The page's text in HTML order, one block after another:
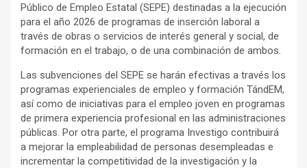
Público de Empleo Estatal (SEPE) destinadas a la ejecución
para el año 2026 de programas de inserción laboral a
través de obras o servicios de interés general y social, de
formación en el trabajo, o de una combinación de ambos.
Las subvenciones del SEPE se harán efectivas a través los
programas experienciales de empleo y formación TándEM,
así como de iniciativas para el empleo joven en programas
de primera experiencia profesional en las administraciones
públicas. Por otra parte, el programa Investigo contribuirá
a mejorar la empleabilidad de personas desempleadas e
incrementar la competitividad de la investigación y la